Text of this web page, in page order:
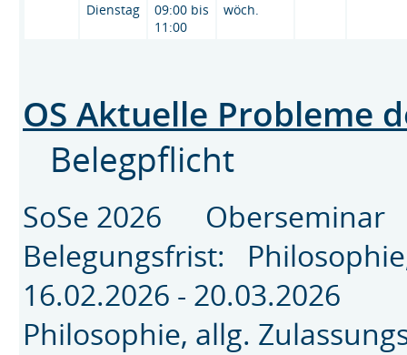
Dienstag
09:00 bis
11:00
wöch.
OS Aktuelle Probleme
Belegpflicht
SoSe 2026
Belegungsfrist:
16.02.2026 - 20.03.2026
Philosophie, allg.